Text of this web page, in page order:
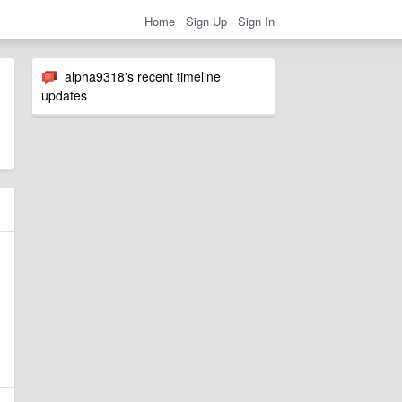
Home Sign Up Sign In
alpha9318's recent timeline
updates